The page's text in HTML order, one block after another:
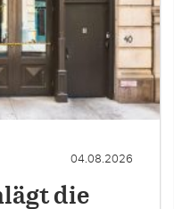
04.08.2026
die